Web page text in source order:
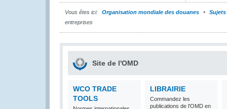
Vous êtes ici: Organisation mondiale des douanes
Sujets
entreprises
Site de l'OMD
WCO TRADE
TOOLS
LIBRAIRIE
Commandez les
publications de l'OMD en